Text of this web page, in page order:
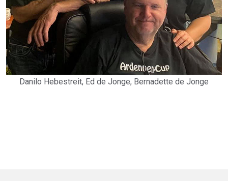
Danilo Hebestreit, Ed de Jonge, Bernadette de Jonge